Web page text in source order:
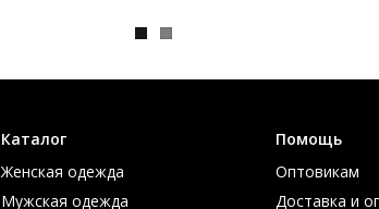
Каталог
Женская одежда
Мужская одежда
Помощь
Оптовикам
Доставка и